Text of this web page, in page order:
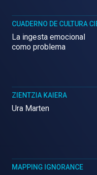
CUADERNO DE CULTURA
La ingesta emocional
como problema
ZIENTZIA KAIERA
Ura Marten
MAPPING IGNORANCE